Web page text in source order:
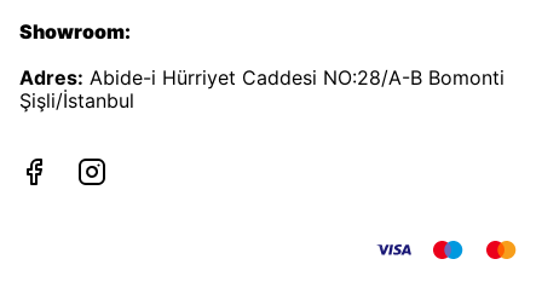
Showroom:
Adres: Abide-i Hürriyet Caddesi NO:28/A-B Bomonti
Şişli/İstanbul